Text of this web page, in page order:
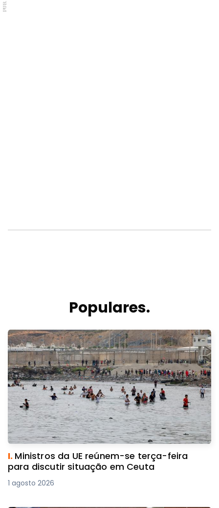
PUB.
Populares.
I. Ministros da UE reúnem-se terça-feira
para discutir situação em Ceuta
1 agosto 2026